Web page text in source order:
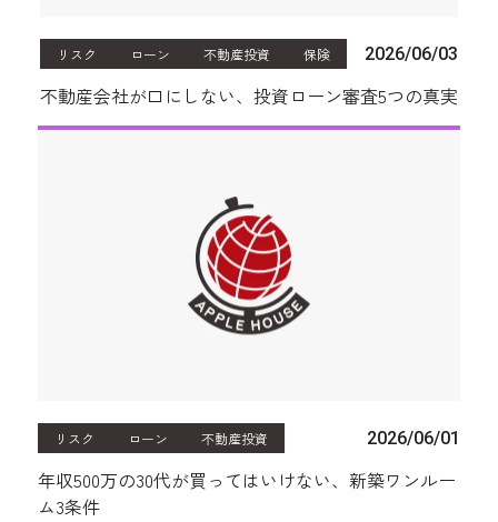
リスク ローン 不動産投資 保険 2026/06/03
不動産会社が口にしない、投資ローン審査5つの真実
リスク ローン 不動産投資 2026/06/01
年収500万の30代が買ってはいけない、新築ワンルー
ム3条件